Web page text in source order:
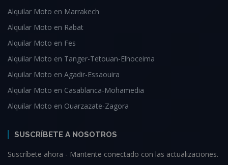
Alquilar Moto en Marrakech
Alquilar Moto en Rabat
Alquilar Moto en Fes
Alquilar Moto en Tanger-Tetouan-Elhoceima
Alquilar Moto en Agadir-Essaouira
Alquilar Moto en Casablanca-Mohamedia
Alquilar Moto en Ouarzazate-Zagora
SUSCRÍBETE A NOSOTROS
Suscríbete ahora - Mantente conectado con las actualizaciones.